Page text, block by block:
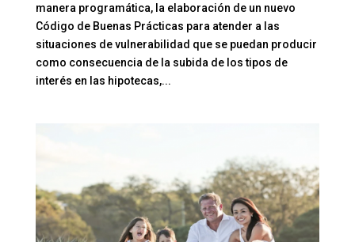
manera programática, la elaboración de un nuevo
Código de Buenas Prácticas para atender a las
situaciones de vulnerabilidad que se puedan producir
como consecuencia de la subida de los tipos de
interés en las hipotecas,...